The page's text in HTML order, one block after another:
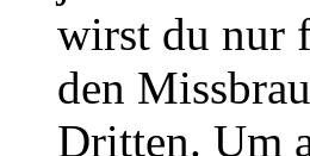
wirst du nur
den
Dritten. Um